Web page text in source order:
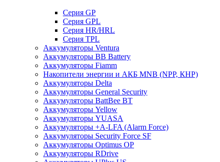
Cерия GP
Серия GPL
Серия HR/HRL
Серия TPL
Аккумуляторы Ventura
Аккумуляторы BB Battery
Аккумуляторы Fiamm
Накопители энергии и АКБ MNB (NPP, КНР)
Аккумуляторы Delta
Аккумуляторы General Security
Аккумуляторы BattBee BT
Аккумуляторы Yellow
Аккумуляторы YUASA
Аккумуляторы +A-LFA (Alarm Force)
Аккумуляторы Security Force SF
Аккумуляторы Optimus OP
Аккумуляторы RDrive